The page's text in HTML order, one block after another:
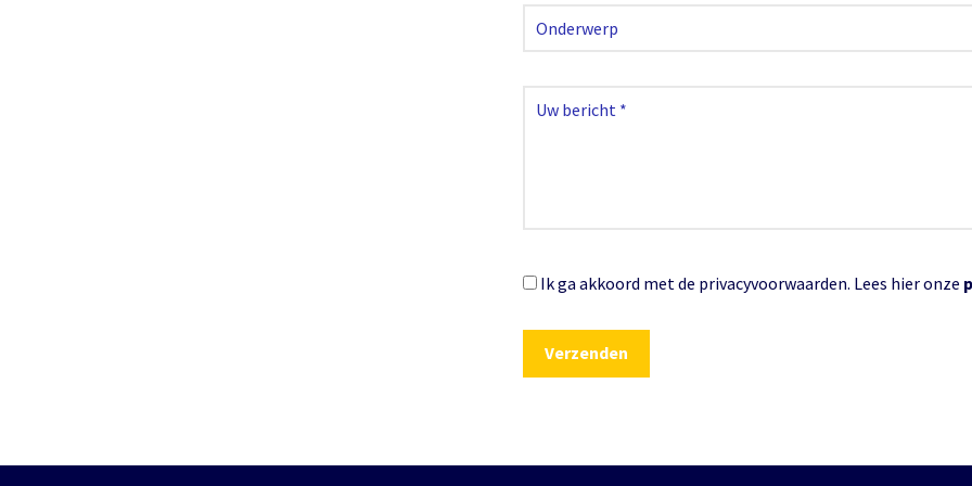
Ik ga akkoord met de privacyvoorwaarden. Lees hier onze